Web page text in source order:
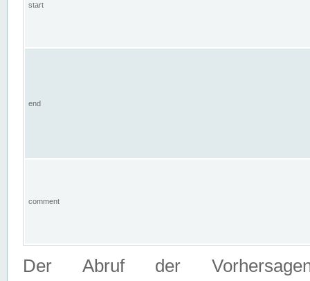
start
end
comment
Der Abruf der